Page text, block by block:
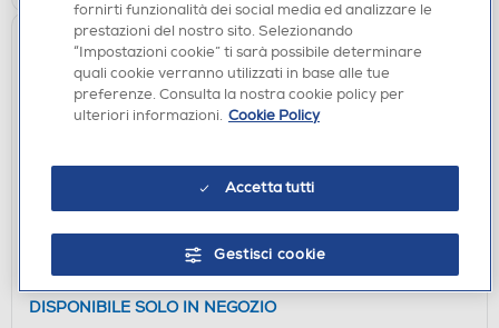
FUJI - QUICKSNAP FOTOCAMERA USA E GETTA
CON FLASH-nero
DISPONIBILE SOLO IN NEGOZIO
fornirti funzionalità dei social media ed analizzare le
prestazioni del nostro sito. Selezionando
“Impostazioni cookie” ti sarà possibile determinare
quali cookie verranno utilizzati in base alle tue
preferenze. Consulta la nostra cookie policy per
ulteriori informazioni. Cookie Policy
Accetta tutti
Gestisci cookie